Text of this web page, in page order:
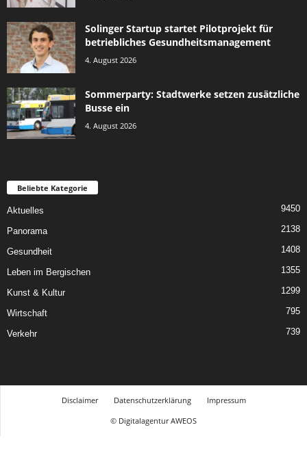
Solinger Startup startet Pilotprojekt für
betriebliches Gesundheitsmanagement
4. August 2026
Sommerparty: Stadtwerke setzen zusätzliche
Busse ein
4. August 2026
Beliebte Kategorie
Aktuelles 9450
Panorama 2138
Gesundheit 1408
Leben im Bergischen 1355
Kunst & Kultur 1299
Wirtschaft 795
Verkehr 739
Disclaimer Datenschutzerklärung
Impressum
© Digitalagentur AWEOS